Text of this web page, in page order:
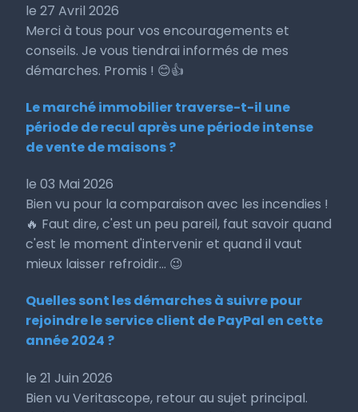
le 27 Avril 2026
Merci à tous pour vos encouragements et
conseils. Je vous tiendrai informés de mes
démarches. Promis ! 😊👍
Le marché immobilier traverse-t-il une
période de recul après une période intense
de vente de maisons ?
le 03 Mai 2026
Bien vu pour la comparaison avec les incendies !
🔥 Faut dire, c'est un peu pareil, faut savoir quand
c'est le moment d'intervenir et quand il vaut
mieux laisser refroidir... 😉
Quelles sont les démarches à suivre pour
rejoindre le service client de PayPal en cette
année 2024 ?
le 21 Juin 2026
Bien vu Veritascope, retour au sujet principal.